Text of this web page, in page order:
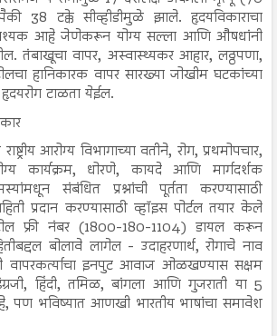
38 टक्के सीव्हीडीमुळे झाले. हृदयविकाराचा
आहे जेणेकरून योग्य सल्ला आणि औषधांनी
तंबाखूचा वापर, अस्वास्थ्यकर आहार, लठ्ठपणा,
हानिकारक वापर सारख्या जोखीम घटकांच्या
टाळता येईल.
आरोग्य विभागाच्या वतीने, रोग, प्रथमोपचार,
कार्यक्रम, धोरणे, कायदे आणि मार्गदर्शक
संबंधित प्रश्नांची पूर्तता करण्यासाठी
प्रदान करण्यासाठी व्हॉइस पोर्टल तयार केले
फ्री नंबर (1800-180-1104) डायल करून
बोलावे लागेल - उदाहरणार्थ, रोगाचे नाव
वापरकर्त्याचा इनपुट आवाज ओळखण्यास सक्षम
हिंदी, तमिळ, बांगला आणि गुजराती या 5
पण भविष्यात आणखी भारतीय भाषांचा समावेश